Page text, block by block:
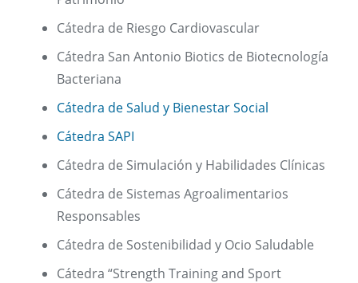
Cátedra de Riesgo Cardiovascular
Cátedra San Antonio Biotics de Biotecnología
Bacteriana
Cátedra de Salud y Bienestar Social
Cátedra SAPI
Cátedra de Simulación y Habilidades Clínicas
Cátedra de Sistemas Agroalimentarios
Responsables
Cátedra de Sostenibilidad y Ocio Saludable
Cátedra “Strength Training and Sport